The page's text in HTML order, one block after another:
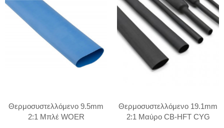
Θερμοσυστελλόμενο 9.5mm
2:1 Μπλέ WOER
Θερμοσυστελλόμενο 19.1mm
2:1 Μαύρο CB-HFT CYG